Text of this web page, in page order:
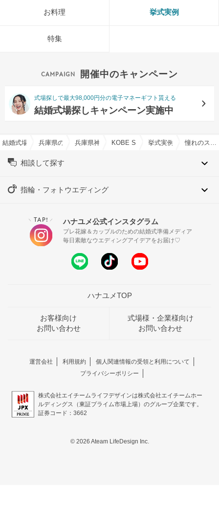
お料理 挙式実例
特集
開催中のキャンペーン
式場探しで最大98,000円分の電子マネーギフト貰える
結婚式場探しキャンペーン実施中
結婚式場を探すならハナユメ
兵庫県の結婚式場一覧兵庫県神戸市の結婚式場一覧
KOBE St.MORGAN CHURCH（神
挙式実例
相談して探す
指輪・フォトウエディング
＼ TAP! ／ ハナユメ公式インスタグラム
プレ花嫁＆カップルのための結婚式準備メディア
毎日素敵なウエディングアイデアをお届け♡
ハナユメTOP
お客様向け
お問い合わせ
式場様・企業様向け
お問い合わせ
運営会社 利用規約
個人関連情報の受領と利用について
プライバシーポリシー
株式会社エイチームライフデザインは株式会社エイチームホー
ルディングス（東証プライム市場上場）のグループ企業です。
証券コード：3662
© 2026 Ateam LifeDesign Inc.